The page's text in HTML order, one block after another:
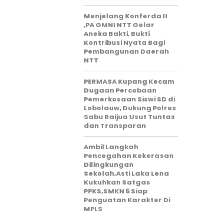
Menjelang Konferda II
,PA GMNI NTT Gelar
Aneka Bakti, Bukti
Kontribusi Nyata Bagi
Pembangunan Daerah
NTT
PERMASA Kupang Kecam
Dugaan Percobaan
Pemerkosaan Siswi SD di
Lobolauw, Dukung Polres
Sabu Raijua Usut Tuntas
dan Transparan
Ambil Langkah
Pencegahan Kekerasan
Dilingkungan
Sekolah,Asti Laka Lena
Kukuhkan Satgas
PPKS,SMKN 5 Siap
Penguatan Karakter Di
MPLS